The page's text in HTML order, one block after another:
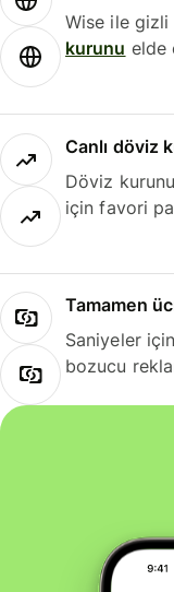
Wise ile
kurunu elde
Canlı döviz
Döviz
için favori
Tamamen
Saniyeler
bozucu